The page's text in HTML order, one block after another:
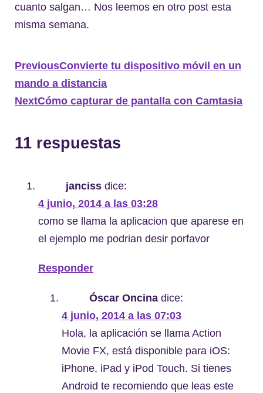
cuanto salgan… Nos leemos en otro post esta
misma semana.
PreviousConvierte tu dispositivo móvil en un
mando a distancia
NextCómo capturar de pantalla con Camtasia
11 respuestas
janciss dice:
4 junio, 2014 a las 03:28
como se llama la aplicacion que aparese en
el ejemplo me podrian desir porfavor
Responder
Óscar Oncina dice:
4 junio, 2014 a las 07:03
Hola, la aplicación se llama Action
Movie FX, está disponible para iOS:
iPhone, iPad y iPod Touch. Si tienes
Android te recomiendo que leas este